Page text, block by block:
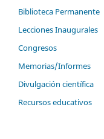
Biblioteca Permanente
Lecciones Inaugurales
Congresos
Memorias/Informes
Divulgación científica
Recursos educativos